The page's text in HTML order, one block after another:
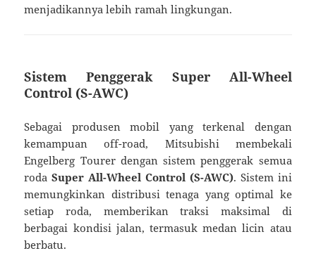
menjadikannya lebih ramah lingkungan.
Sistem Penggerak Super All-Wheel
Control (S-AWC)
Sebagai produsen mobil yang terkenal dengan
kemampuan off-road, Mitsubishi membekali
Engelberg Tourer dengan sistem penggerak semua
rodaSuper All-Wheel Control (S-AWC). Sistem ini
memungkinkan distribusi tenaga yang optimal ke
setiap roda, memberikan traksi maksimal di
berbagai kondisi jalan, termasuk medan licin atau
berbatu.